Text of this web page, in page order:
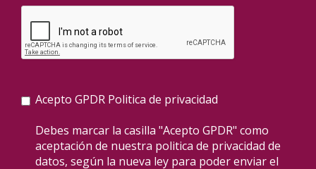
Acepto GPDR Politica de privacidad
Debes marcar la casilla "Acepto GPDR" como
aceptación de nuestra politica de privacidad de
datos, según la nueva ley para poder enviar el